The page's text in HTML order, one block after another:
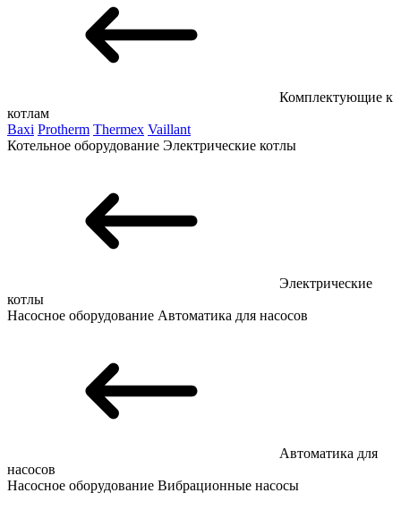
Комплектующие к
котлам
Baxi Protherm Thermex Vaillant
Котельное оборудование Электрические котлы
Электрические
котлы
Насосное оборудование Автоматика для насосов
Автоматика для
насосов
Насосное оборудование Вибрационные насосы